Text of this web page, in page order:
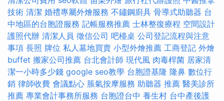
技術 清潔 婚禮專屬外燴服務 不鏽鋼廚具 骨導式助聽器 台
中地區的台胞證服務 記帳服務推薦 士林整復療程 空間設計
護照代辦 清潔人員 徵信公司 吧檯桌 公司登記流程與注意
事項 長照 牌位 私人墓地買賣 小型外燴推薦 工商登記 外燴
buffet 搬家公司推薦 台北會計師 現代風 肉毒桿菌 居家清
潔一小時多少錢 google seo教學 台胞證基隆 隆鼻 數位行
銷 律師收費 會議點心 脹氣按摩服務 助聽器 推薦 醫美診所
推薦 專業會計事務所服務 台胞證台中 養生村 台中產後護